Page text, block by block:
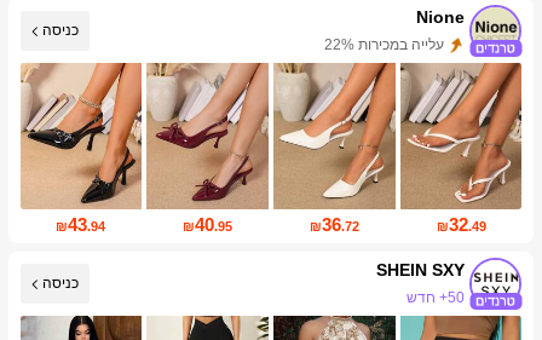
Nione
עלייה במכירות 22%
18K עוקבים
כניסה
₪32.49
₪36.72
₪40.95
₪43.94
SHEIN SXY
1.4M עוקבים
כניסה